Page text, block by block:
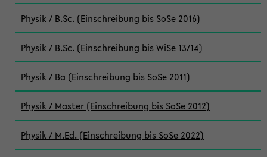
Physik / B.Sc. (Einschreibung bis SoSe 2016)
Physik / B.Sc. (Einschreibung bis WiSe 13/14)
Physik / Ba (Einschreibung bis SoSe 2011)
Physik / Master (Einschreibung bis SoSe 2012)
Physik / M.Ed. (Einschreibung bis SoSe 2022)